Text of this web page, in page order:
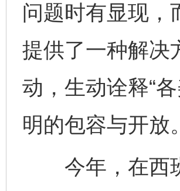
问题时有显现，
提供了一种解决
动，生动诠释“
明的包容与开放。
今年，在西班